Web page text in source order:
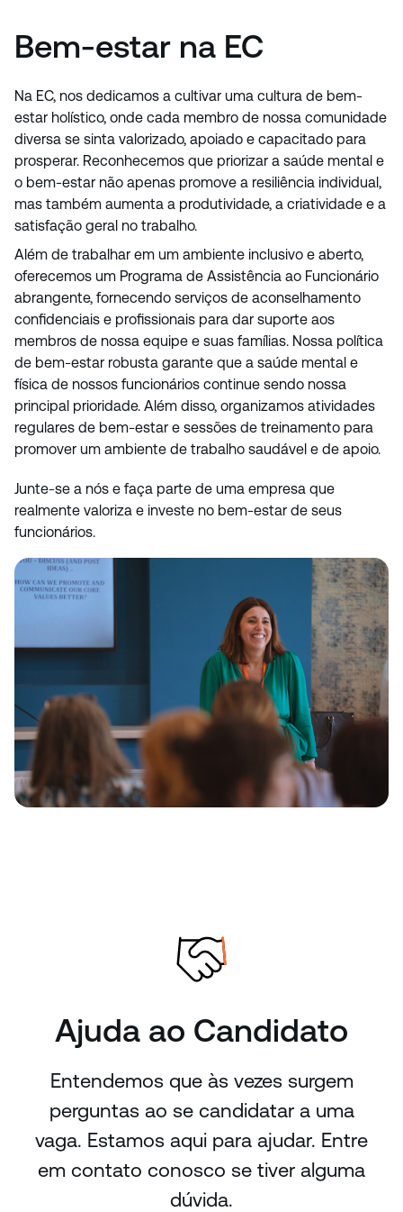
Bem-estar na EC
Na EC, nos dedicamos a cultivar uma cultura de bem-
estar holístico, onde cada membro de nossa comunidade
diversa se sinta valorizado, apoiado e capacitado para
prosperar. Reconhecemos que priorizar a saúde mental e
o bem-estar não apenas promove a resiliência individual,
mas também aumenta a produtividade, a criatividade e a
satisfação geral no trabalho.
Além de trabalhar em um ambiente inclusivo e aberto,
oferecemos um Programa de Assistência ao Funcionário
abrangente, fornecendo serviços de aconselhamento
confidenciais e profissionais para dar suporte aos
membros de nossa equipe e suas famílias. Nossa política
de bem-estar robusta garante que a saúde mental e
física de nossos funcionários continue sendo nossa
principal prioridade. Além disso, organizamos atividades
regulares de bem-estar e sessões de treinamento para
promover um ambiente de trabalho saudável e de apoio.
Junte-se a nós e faça parte de uma empresa que
realmente valoriza e investe no bem-estar de seus
funcionários.
Ajuda ao Candidato
Entendemos que às vezes surgem
perguntas ao se candidatar a uma
vaga. Estamos aqui para ajudar. Entre
em contato conosco se tiver alguma
dúvida.